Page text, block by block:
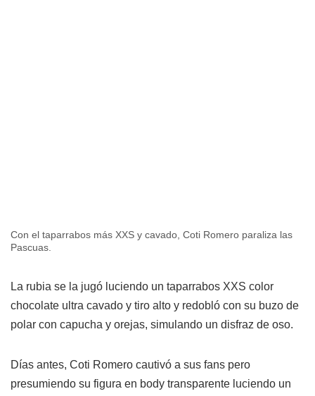
Con el taparrabos más XXS y cavado, Coti Romero paraliza las
Pascuas.
La rubia se la jugó luciendo un taparrabos XXS color
chocolate ultra cavado y tiro alto y redobló con su buzo de
polar con capucha y orejas, simulando un disfraz de oso.
Días antes, Coti Romero cautivó a sus fans pero
presumiendo su figura en body transparente luciendo un